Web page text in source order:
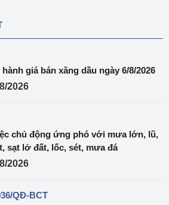
giá bán xăng dầu ngày 6/8/2026
2026
chủ động ứng phó với mưa lớn, lũ,
sạt lở đất, lốc, sét, mưa đá
2026
QĐ-BCT